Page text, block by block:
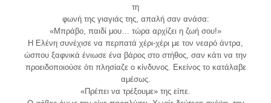
τη
φωνή της γιαγιάς της, απαλή σαν ανάσα:
«Μπράβο, παιδί μου… τώρα αρχίζει η ζωή σου!»
Η Ελένη συνέχισε να περπατά χέρι-χέρι με τον νεαρό άντρα,
ώσπου ξαφνικά ένιωσε ένα βάρος στο στήθος, σαν κάτι να την
προειδοποιούσε ότι πλησίαζε ο κίνδυνος. Εκείνος το κατάλαβε
αμέσως.
«Πρέπει να τρέξουμε» της είπε.